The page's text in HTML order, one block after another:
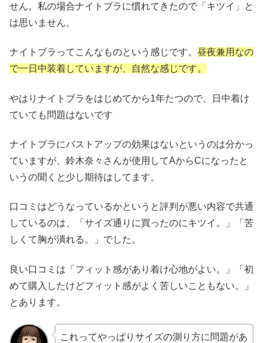
せん。私の場合ナイトブラに慣れてきたので「キツイ」と
は思いません。
ナイトブラってこんなものという感じです。 昼夜兼用なの
で一日中装着していますが、自然な感じです。
やはりナイトブラをはじめてから1年たつので、日中着け
ていても問題はないです
ナイトブラにバストアップの効果はないというのは分かっ
ていますが、鈴木奈々さんが使用してAからCになったと
いうの聞くと少し期待はしてます。
口コミはどうなっているかというと評判が悪い内容で共通
しているのは、「サイズ通りに買ったのにキツイ。」「苦
しくて胸が潰れる。」でした。
良い口コミは「フィット感があり着け心地がよい。」「初
めて購入したけどフィット感がよく苦しいこともない。」
とあります。
これってやっぱりサイズの測り方に問題があ